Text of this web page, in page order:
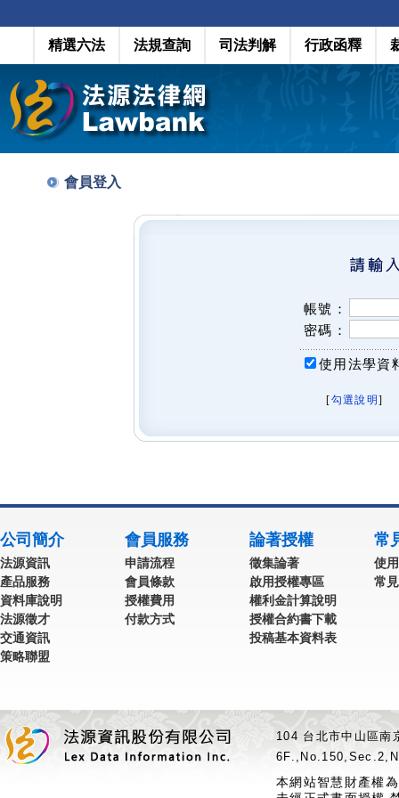
精選六法 法規查詢 司法判解 行政函釋
會員登入
帳號：
密碼：
使用法學資
[勾選說明 ]
公司簡介
法源資訊
產品服務
資料庫說明
法源徵才
交通資訊
策略聯盟
會員服務
申請流程
會員條款
授權費用
付款方式
論著授權
徵集論著
啟用授權專區
權利金計算說明
授權合約書下載
投稿基本資料表
常
使
常
104 台北市中山區
本網站智慧財產權